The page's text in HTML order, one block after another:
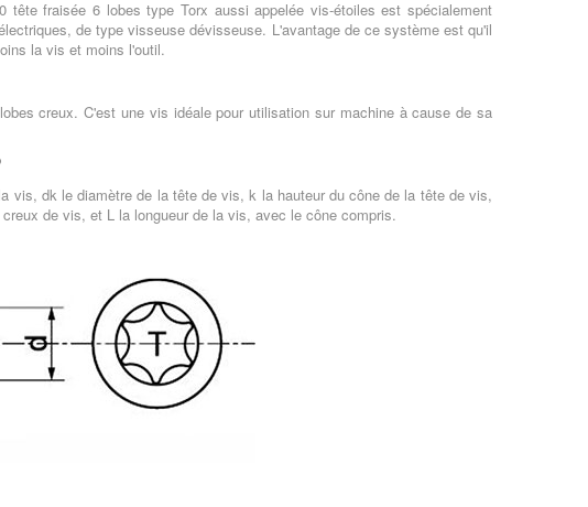
fraisée 6 lobes type Torx aussi appelée vis-étoiles est spécialement
de type visseuse dévisseuse. L'avantage de ce système est qu'il
la vis et moins l'outil.
creux. C'est une vis idéale pour utilisation sur machine à cause de sa
vis, dk le diamètre de la tête de vis, k la hauteur du cône de la tête de vis,
de vis, et L la longueur de la vis, avec le cône compris.